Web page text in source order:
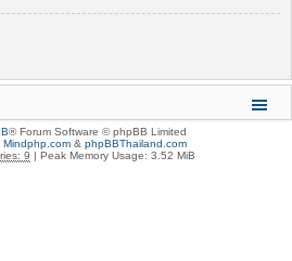
® Forum Software © phpBB Limited
Mindphp.com& phpBBThailand.com
9 | Peak Memory Usage: 3.52 MiB